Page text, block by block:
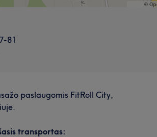
81
paslaugomis FitRoll City,
transportas: